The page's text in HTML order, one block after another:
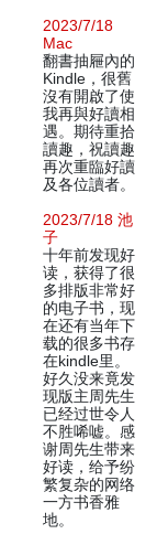
2023/7/18
Mac
翻書抽屜內的
Kindle，很舊
沒有開啟了使
我再與好讀相
遇。期待重拾
讀趣，祝讀趣
再次重臨好讀
及各位讀者。
2023/7/18 池
子
十年前发现好
读，获得了很
多排版非常好
的电子书，现
在还有当年下
载的很多书存
在kindle里。
好久没来竟发
现版主周先生
已经过世令人
不胜唏嘘。感
谢周先生带来
好读，给予纷
繁复杂的网络
一方书香雅
地。